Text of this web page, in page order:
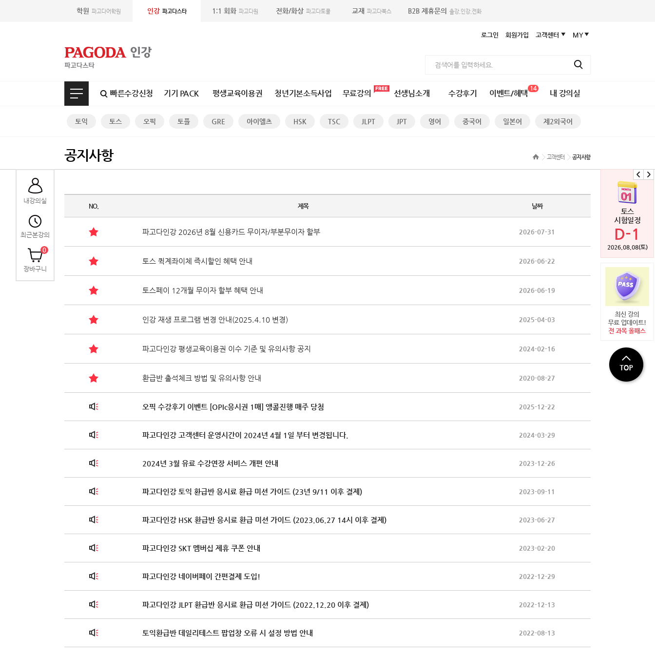
학원 파고다어학원 인강 파고다스타 1:1 회화 파고다원 전화/화상 파고다토쿨 교재 파고다북스 B2B 제휴문의 출강,인강,전화
로그인 회원가입 고객센터 MY
빠른수강신청 기기 PACK 평생교육이용권 청년기본소득사업 무료강의 선생님소개 수강후기 이벤트/혜택
14
내 강의실
토익 토스 오픽 토플 GRE 아이엘츠 HSK TSC JLPT JPT 영어 중국어 일본어 제2외국어
내강의실
최근본강의
장바구니
0
시험일정
2026.08.23(일)
토스
시험일정
D-1
2026.08.08(토)
공지사항 고객센터 공지사항
NO. 제목 날짜
파고다인강 2026년 8월 신용카드 무이자/부분무이자 할부 2026-07-31
토스 퀵계좌이체 즉시할인 혜택 안내 2026-06-22
토스페이 12개월 무이자 할부 혜택 안내 2026-06-19
인강 재생 프로그램 변경 안내(2025.4.10 변경) 2025-04-03
파고다인강 평생교육이용권 이수 기준 및 유의사항 공지 2024-02-16
환급반 출석체크 방법 및 유의사항 안내 2020-08-27
오픽 수강후기 이벤트 [OPIc응시권 1매] 앵콜진행 매주 당첨 2025-12-22
파고다인강 고객센터 운영시간이 2024년 4월 1일 부터 변경됩니다. 2024-03-29
2024년 3월 유료 수강연장 서비스 개편 안내 2023-12-26
파고다인강 토익 환급반 응시료 환급 미션 가이드 (23년 9/11 이후 결제) 2023-09-11
파고다인강 HSK 환급반 응시료 환급 미션 가이드 (2023.06.27 14시 이후 결제) 2023-06-27
파고다인강 SKT 멤버십 제휴 쿠폰 안내 2023-02-20
파고다인강 네이버페이 간편결제 도입! 2022-12-29
파고다인강 JLPT 환급반 응시료 환급 미션 가이드 (2022.12.20 이후 결제) 2022-12-13
토익환급반 데일리테스트 팝업창 오류 시 설정 방법 안내 2022-08-13